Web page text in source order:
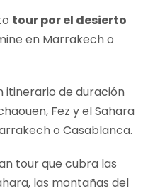
tour por el desierto
en Marrakech o
itinerario de duración
Fez y el Sahara
o Casablanca.
tour que cubra las
las montañas del